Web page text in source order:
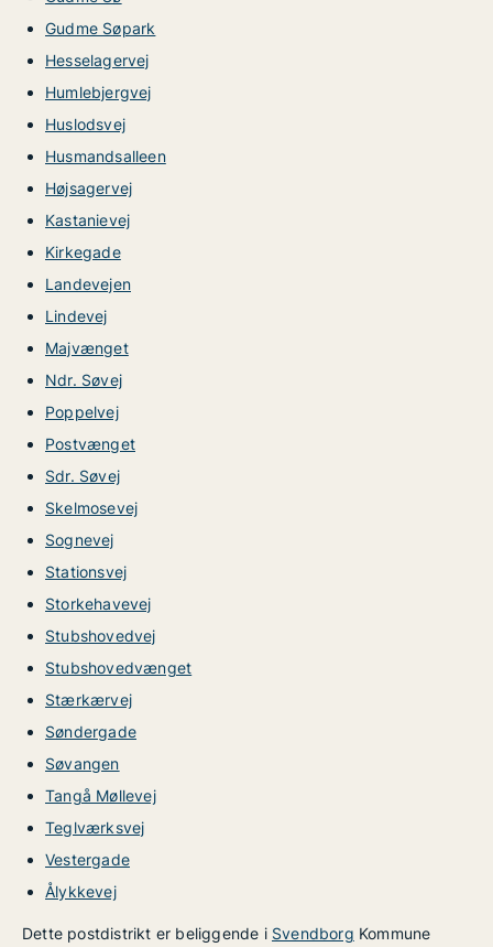
Gudme Søpark
Hesselagervej
Humlebjergvej
Huslodsvej
Husmandsalleen
Højsagervej
Kastanievej
Kirkegade
Landevejen
Lindevej
Majvænget
Ndr. Søvej
Poppelvej
Postvænget
Sdr. Søvej
Skelmosevej
Sognevej
Stationsvej
Storkehavevej
Stubshovedvej
Stubshovedvænget
Stærkærvej
Søndergade
Søvangen
Tangå Møllevej
Teglværksvej
Vestergade
Ålykkevej
Dette postdistrikt er beliggende i Svendborg Kommune